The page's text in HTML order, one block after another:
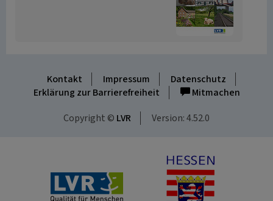
Kontakt Impressum
Datenschutz
Erklärung zur Barrierefreiheit
Mitmachen
Copyright © LVR Version: 4.52.0